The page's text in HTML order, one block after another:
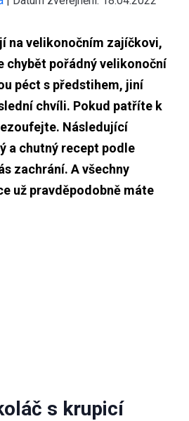
na velikonočním zajíčkovi,
chybět pořádný velikonoční
péct s předstihem, jiní
chvíli. Pokud patříte k
Následující
a chutný recept podle
zachrání. A všechny
už pravděpodobně máte
s krupicí